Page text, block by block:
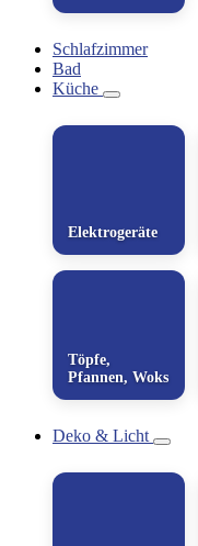
Schlafzimmer
Bad
Küche
Elektrogeräte
Töpfe,
Pfannen, Woks
Deko & Licht